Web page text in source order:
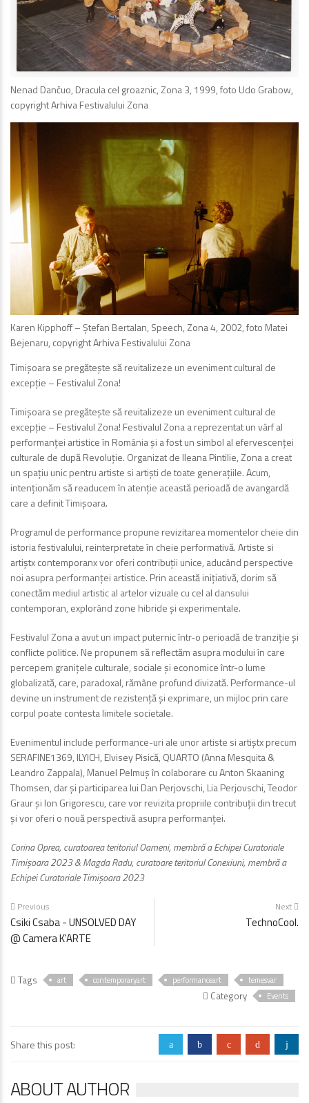
Nenad Dančuo, Dracula cel groaznic, Zona 3, 1999, foto Udo Grabow,
copyright Arhiva Festivalului Zona
Karen Kipphoff – Ștefan Bertalan, Speech, Zona 4, 2002, foto Matei
Bejenaru, copyright Arhiva Festivalului Zona
Timișoara se pregătește să revitalizeze un eveniment cultural de
excepție – Festivalul Zona!
Timișoara se pregătește să revitalizeze un eveniment cultural de
excepție – Festivalul Zona! Festivalul Zona a reprezentat un vârf al
performanței artistice în România și a fost un simbol al efervescenței
culturale de după Revoluție. Organizat de Ileana Pintilie, Zona a creat
un spațiu unic pentru artiste si artiști de toate generațiile. Acum,
intenționăm să readucem în atenție această perioadă de avangardă
care a definit Timișoara.
Programul de performance propune revizitarea momentelor cheie din
istoria festivalului, reinterpretate în cheie performativă. Artiste si
artiștx contemporanx vor oferi contribuții unice, aducând perspective
noi asupra performanței artistice. Prin această inițiativă, dorim să
conectăm mediul artistic al artelor vizuale cu cel al dansului
contemporan, explorând zone hibride și experimentale.
Festivalul Zona a avut un impact puternic într-o perioadă de tranziție și
conflicte politice. Ne propunem să reflectăm asupra modului în care
percepem granițele culturale, sociale și economice într-o lume
globalizată, care, paradoxal, rămâne profund divizată. Performance-ul
devine un instrument de rezistență și exprimare, un mijloc prin care
corpul poate contesta limitele societale.
Evenimentul include performance-uri ale unor artiste si artiștx precum
SERAFINE1369, ILYICH, Elvisey Pisică, QUARTO (Anna Mesquita &
Leandro Zappala), Manuel Pelmuș în colaborare cu Anton Skaaning
Thomsen, dar și participarea lui Dan Perjovschi, Lia Perjovschi, Teodor
Graur și Ion Grigorescu, care vor revizita propriile contribuții din trecut
și vor oferi o nouă perspectivă asupra performanței.
Corina Oprea, curatoarea teritoriul Oameni, membră a Echipei Curatoriale
Timișoara 2023 & Magda Radu, curatoare teritoriul Conexiuni, membră a
Echipei Curatoriale Timișoara 2023
Previous
Csiki Csaba - UNSOLVED DAY
@ Camera K'ARTE
Next
TechnoCool.
Tags art contemporaryart performanceart temesvar
Category Events
Share this post: a b c d j
ABOUT AUTHOR